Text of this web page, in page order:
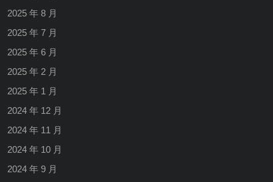
2025 年 8 月
2025 年 7 月
2025 年 6 月
2025 年 2 月
2025 年 1 月
2024 年 12 月
2024 年 11 月
2024 年 10 月
2024 年 9 月